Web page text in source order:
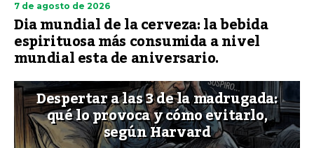
7 de agosto de 2026
Dia mundial de la cerveza: la bebida
espirituosa más consumida a nivel
mundial esta de aniversario.
Despertar a las 3 de la madrugada:
qué lo provoca y cómo evitarlo,
según Harvard